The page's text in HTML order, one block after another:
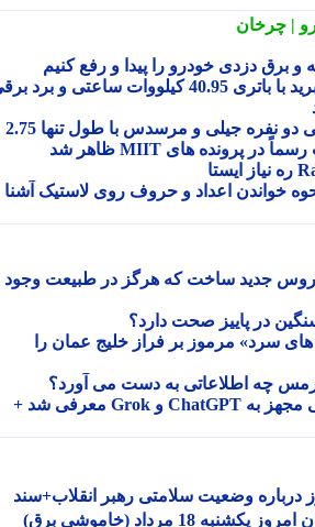
چرخان
دزدی خودرو را پیدا و رفع کنیم
نیسان NX7 پلاگین هیبرید با باتری 40.95 کیلووات ساعتی و برد برقی
Smart #2؛ میکرو-برقی دو نفره جیلی و مرسدس با طول تنها 2.75
خواندن اعداد و حروف روی لاستیک آشنا
۱۶ ویروس جدید ساخت که هرگز در طبیعت وجود
در پاییز صحت دارد؟
سرد» مرموز بر فراز خلیج عمان را
چه اطلاعاتی به دست می آورد؟
ساعت هوشمند رولمی مجهز به ChatGPT و Grok معرفی شد +
وضعیت سلامتی رهبر انقلاب+سند
(خاموشی برق)